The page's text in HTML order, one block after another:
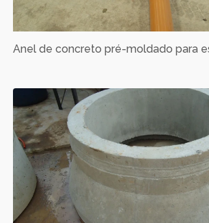
Anel de concreto pré-moldado para